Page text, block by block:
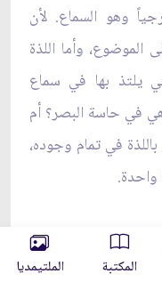
وهو السماع. لأن
الموضوع، وأما اللذة
يلتذ بها في سماع
في حاسة البصر؟ أم
في تمام وجوده،
لدى الإنسان. يعتقد
المكتبة الملتيمديا